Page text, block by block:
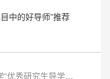
中的好导师”推荐